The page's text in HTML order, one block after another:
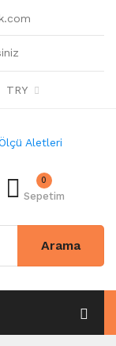
TRY
0
Sepetim
Arama